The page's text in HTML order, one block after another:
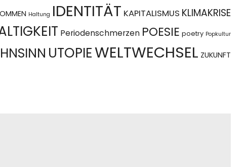
Haltung IDENTITÄT KAPITALISMUS KLIMAKRISE
Periodenschmerzen POESIE poetry Popkultur
UTOPIEWELTWECHSEL ZUKUNFT